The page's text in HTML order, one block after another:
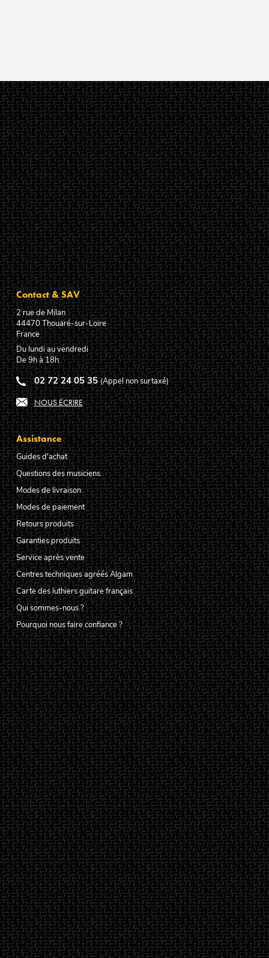
Contact & SAV
2 rue de Milan
44470Thouaré-sur-Loire
France
Du lundi au vendredi
De 9h à 18h
02 72 24 05 35 (Appel non surtaxé)
NOUS ÉCRIRE
Assistance
Guides d'achat
Questions des musiciens
Modes de livraison
Modes de paiement
Retours produits
Garanties produits
Service après vente
Centres techniques agréés Algam
Carte des luthiers guitare français
Qui sommes-nous ?
Pourquoi nous faire confiance ?